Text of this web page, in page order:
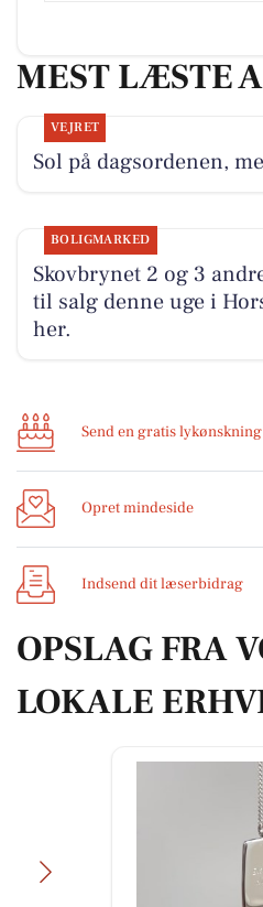
MEST LÆSTE
VEJRET
Sol på dagsordenen,
BOLIGMARKED
Skovbrynet 2 og 3
til salg denne uge i
her.
Send en gratis lykønskning
Opret mindeside
Indsend dit læserbidrag
OPSLAG FRA
LOKALE